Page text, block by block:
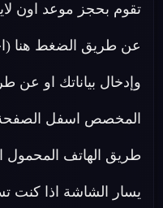
تقوم بحجز موعد اون
عن طريق الضغط هنا
وإدخال بياناتك او عن
المخصص اسفل
طريق الهاتف المحمول
يسار الشاشة اذا كنت